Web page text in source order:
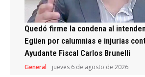
Quedó firme la condena al
Egüen por calumnias e injurias
Ayudante Fiscal Carlos Brunelli
General jueves 6 de agosto de 2026